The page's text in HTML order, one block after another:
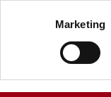
Marketing
è